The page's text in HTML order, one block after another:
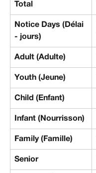
Total
Notice Days (Délai
- jours)
Adult (Adulte)
Youth (Jeune)
Child (Enfant)
Infant (Nourrisson)
Family (Famille)
Senior